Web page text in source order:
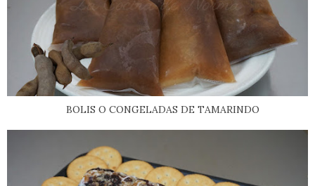
BOLIS O CONGELADAS DE TAMARINDO